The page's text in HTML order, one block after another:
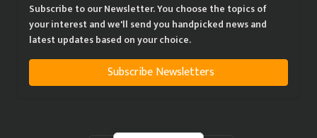
Subscribe to our Newsletter. You choose the topics of
your interest and we'll send you handpicked news and
latest updates based on your choice.
Subscribe Newsletters